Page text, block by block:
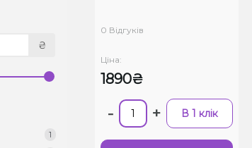
₴
1
0 Відгуків
Ціна:
1890₴
- + В 1 клік